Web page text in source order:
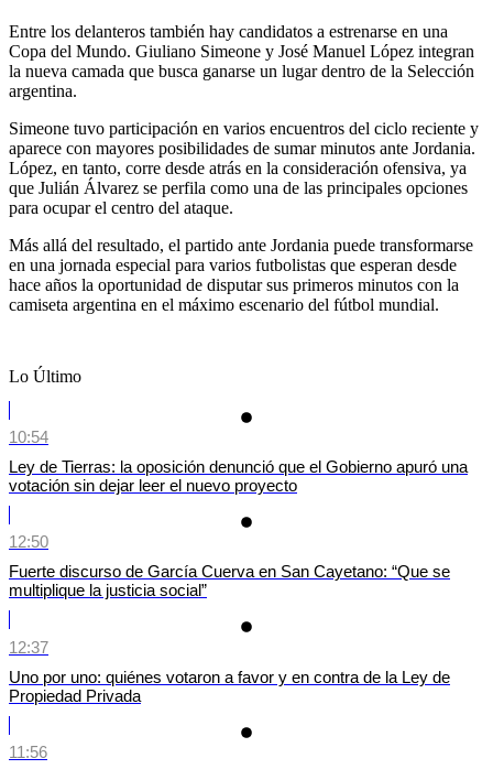
Entre los delanteros también hay candidatos a estrenarse en una
Copa del Mundo. Giuliano Simeone y José Manuel López integran
la nueva camada que busca ganarse un lugar dentro de la Selección
argentina.
Simeone tuvo participación en varios encuentros del ciclo reciente y
aparece con mayores posibilidades de sumar minutos ante Jordania.
López, en tanto, corre desde atrás en la consideración ofensiva, ya
que Julián Álvarez se perfila como una de las principales opciones
para ocupar el centro del ataque.
Más allá del resultado, el partido ante Jordania puede transformarse
en una jornada especial para varios futbolistas que esperan desde
hace años la oportunidad de disputar sus primeros minutos con la
camiseta argentina en el máximo escenario del fútbol mundial.
Lo Último
10:54
Ley de Tierras: la oposición denunció que el Gobierno apuró una
votación sin dejar leer el nuevo proyecto
12:50
Fuerte discurso de García Cuerva en San Cayetano: “Que se
multiplique la justicia social”
12:37
Uno por uno: quiénes votaron a favor y en contra de la Ley de
Propiedad Privada
11:56